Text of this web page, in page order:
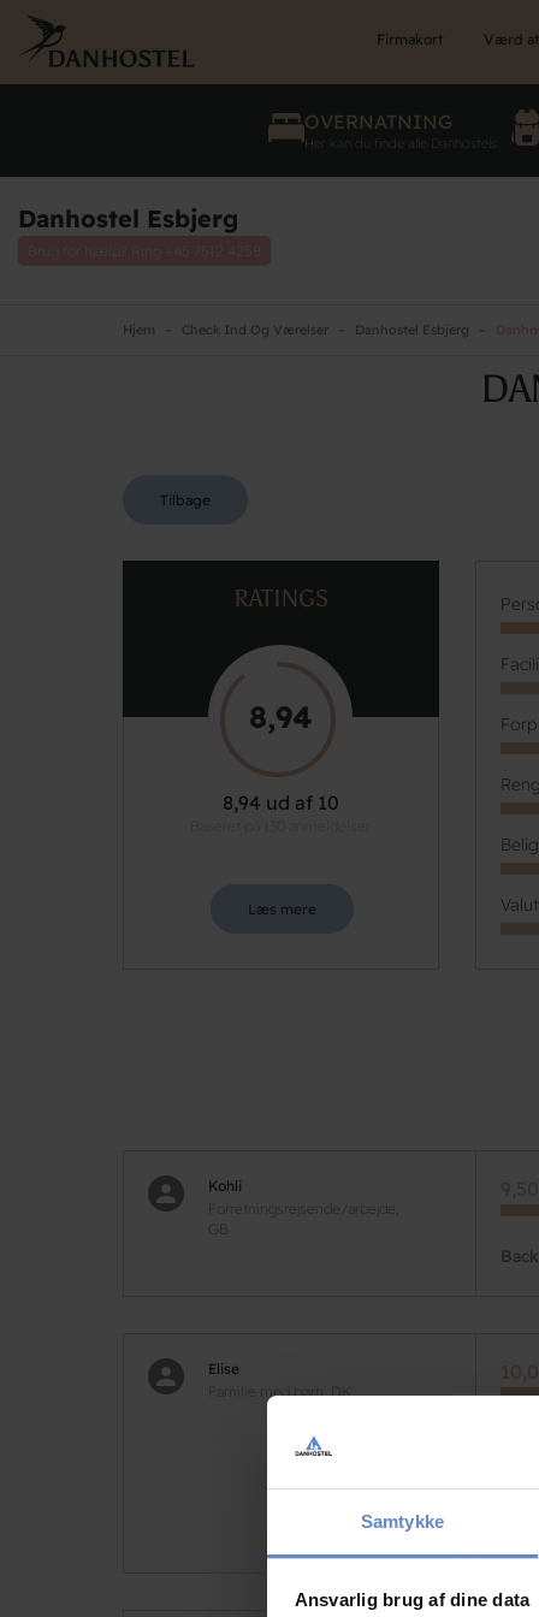
Samtykke
Ansvarlig brug af dine data
main
content
Firmakort Værd
OVERNATNING
Her kan du finde alle Danhostels
Danhostel Esbjerg
Hjem Check Ind Og Værelser Danhostel Esbjerg
Tilbage
RATINGS
8,94
8,94 ud af 10
Læs mere
Kohli
Forretningsrejsende/arbejde,
GB
Elise
Familie med børn, DK
Alt